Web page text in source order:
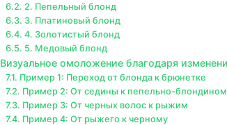
2. Пепельный блонд
3. Платиновый блонд
4. Золотистый блонд
5. Медовый блонд
Визуальное омоложение благодаря
Пример 1: Переход от блонда к брюнетке
Пример 2: От седины к пепельно-
Пример 3: От черных волос к рыжим
Пример 4: От рыжего к черному